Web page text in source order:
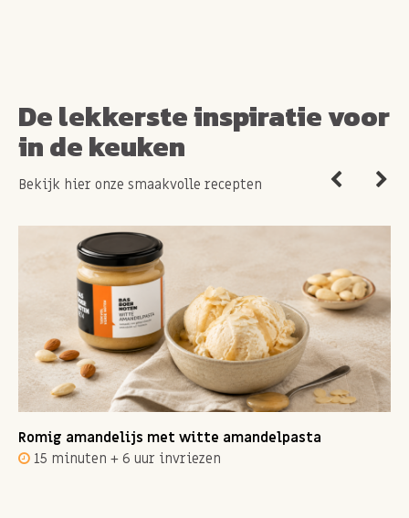
De lekkerste inspiratie voor
in de keuken
Bekijk hier onze smaakvolle recepten
Romig amandelijs met witte amandelpasta
15 minuten + 6 uur invriezen